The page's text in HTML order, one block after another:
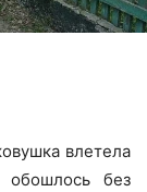
влетела
без